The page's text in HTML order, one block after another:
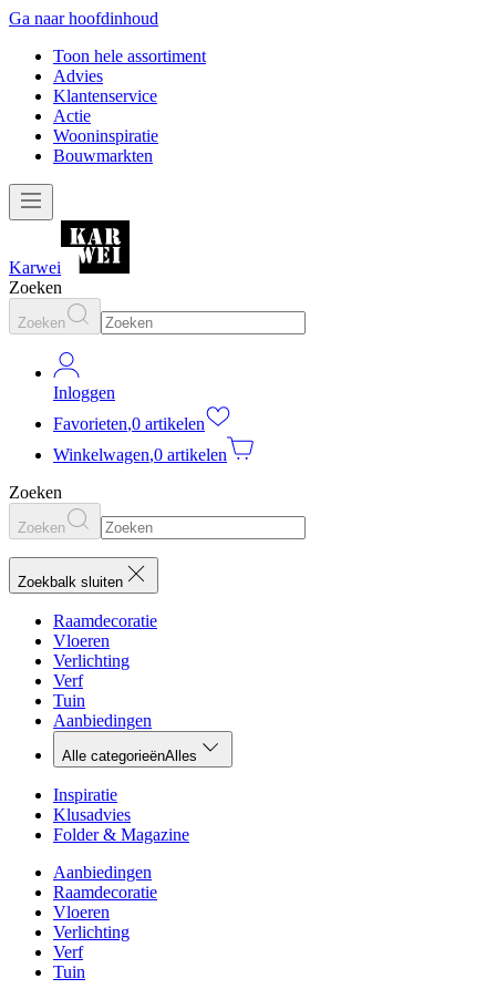
Ga naar hoofdinhoud
Toon hele assortiment
Advies
Klantenservice
Actie
Wooninspiratie
Bouwmarkten
Karwei
Zoeken
Zoeken
Inloggen
Favorieten,0 artikelen
Winkelwagen,0 artikelen
Zoeken
Zoeken
Zoekbalk sluiten
Raamdecoratie
Vloeren
Verlichting
Verf
Tuin
Aanbiedingen
Alle categorieënAlles
Inspiratie
Klusadvies
Folder & Magazine
Aanbiedingen
Raamdecoratie
Vloeren
Verlichting
Verf
Tuin